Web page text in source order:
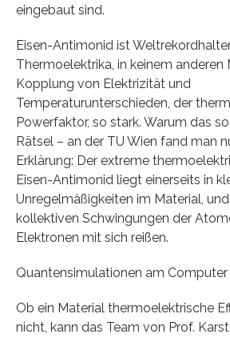
eingebaut sind.
Eisen-Antimonid ist
Thermoelektrika, in keinem anderen
Kopplung von Elektrizität und
Temperaturunterschieden, der
Powerfaktor, so stark. Warum das
Rätsel – an der TU Wien fand man
Erklärung: Der extreme
Eisen-Antimonid liegt einerseits in
Unregelmäßigkeiten im Material,
kollektiven Schwingungen der
Elektronen mit sich reißen.
Quantensimulationen am Computer
Ob ein Material thermoelektrische
nicht, kann das Team von Prof.